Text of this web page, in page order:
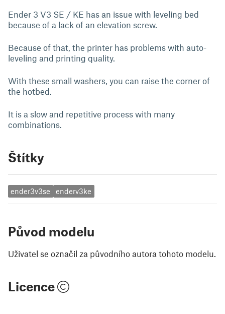
Ender 3 V3 SE / KE has an issue with leveling bed
because of a lack of an elevation screw.
Because of that, the printer has problems with auto-
leveling and printing quality.
With these small washers, you can raise the corner of
the hotbed.
It is a slow and repetitive process with many
combinations.
Štítky
ender3v3se enderv3ke
Původ modelu
Uživatel se označil za původního autora tohoto modelu.
Licence